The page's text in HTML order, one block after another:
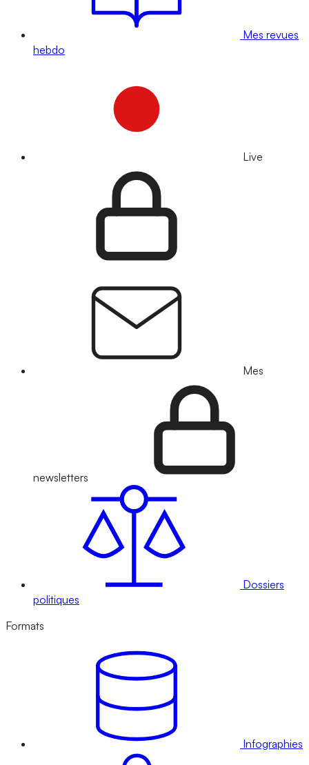
Mes revues
hebdo
Live
Mes
newsletters
Dossiers
politiques
Formats
Infographies